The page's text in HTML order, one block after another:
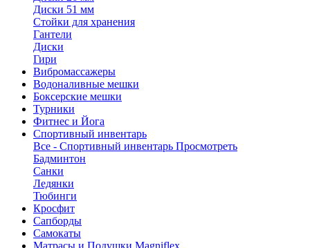
Диски 51 мм
Стойки для хранения
Гантели
Диски
Гири
Вибромассажеры
Водоналивные мешки
Боксерские мешки
Турники
Фитнес и Йога
Спортивный инвентарь
Все - Спортивный инвентарь Просмотреть
Бадминтон
Санки
Ледянки
Тюбинги
Кросфит
Сапборды
Самокаты
Матрасы и Подушки Magniflex